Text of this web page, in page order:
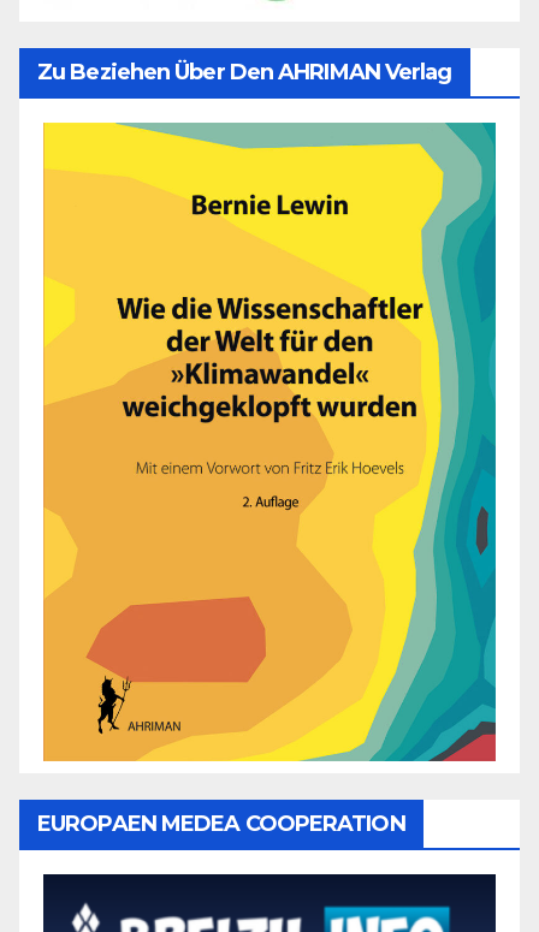
Zu Beziehen Über Den AHRIMAN Verlag
EUROPAEN MEDEA COOPERATION